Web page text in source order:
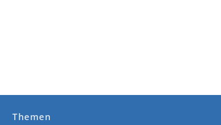
Themen